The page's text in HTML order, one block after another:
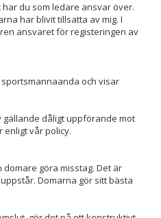
du som ledare ansvar över.
har blivit tillsatta av mig. I
ansvaret för registeringen av
och visar
gällande dåligt uppförande mot
vår policy.
göra misstag. Det är
Domarna gör sitt bästa